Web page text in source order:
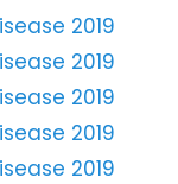
2019
2019
2019
2019
2019